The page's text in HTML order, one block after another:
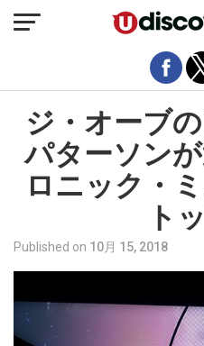
ジ・オーブ
パターソン
ロニック・
ト
Published on 10月 15, 2018
モバイルバ